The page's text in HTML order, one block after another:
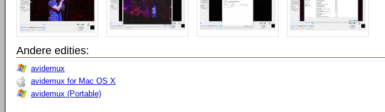
Andere edities:
avidemux
avidemux for Mac OS X
avidemux (Portable)